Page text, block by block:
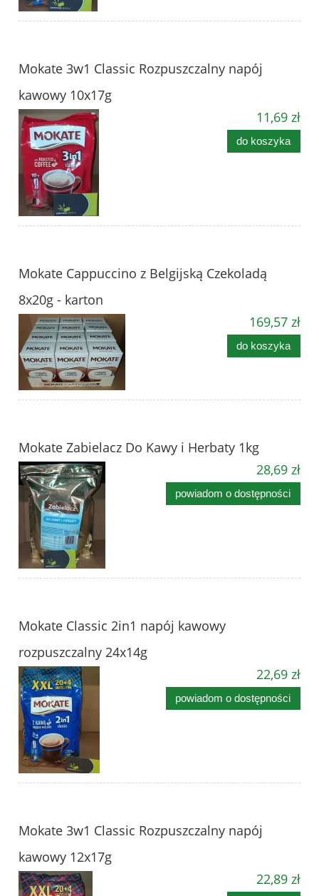
Mokate 3w1 Classic Rozpuszczalny napój
kawowy 10x17g
11,69 zł
do koszyka
Mokate Cappuccino z Belgijską Czekoladą
8x20g - karton
169,57 zł
do koszyka
Mokate Zabielacz Do Kawy i Herbaty 1kg
28,69 zł
powiadom o dostępności
Mokate Classic 2in1 napój kawowy
rozpuszczalny 24x14g
22,69 zł
powiadom o dostępności
Mokate 3w1 Classic Rozpuszczalny napój
kawowy 12x17g
22,89 zł